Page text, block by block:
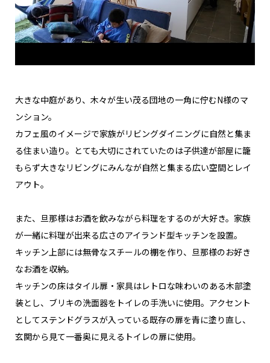
大きな中庭があり、木々が生い茂る団地の一角に佇むN様のマ
ンション。
カフェ風のイメージで家族がリビングダイニングに自然と集ま
る住まい造り。とても大切にされていたのは子供達が部屋に籠
もらず大きなリビングにみんなが自然と集まる広い空間とレイ
アウト。
また、旦那様はお酒を飲みながら料理をするのが大好き。家族
が一緒に料理が出来る広さのアイランド型キッチンを設置。
キッチン上部には無骨なスチールの棚を作り、旦那様のお好き
なお酒を収納。
キッチンの床はタイル扉・家具はレトロな味わいのある木部塗
装とし、ブリキの洗面器をトイレの手洗いに使用。アクセント
としてステンドグラスが入っている既存の扉を青に塗り直し、
玄関から見て一番奥に見えるトイレの扉に使用。